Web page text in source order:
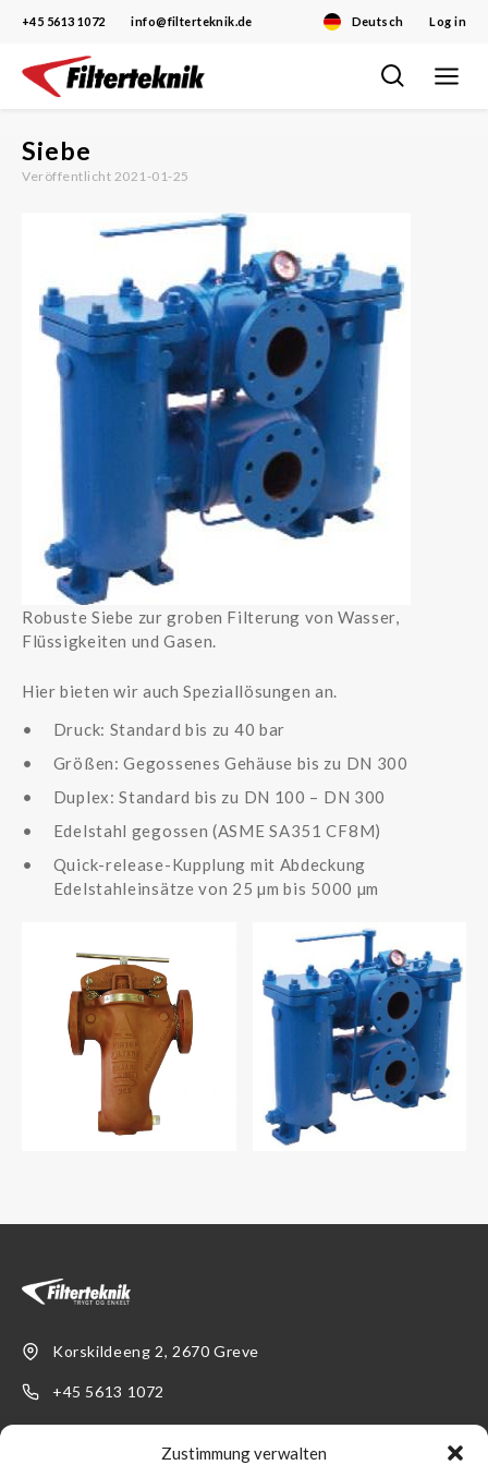
Zustimmung verwalten
Deutsch Log in
+45 5613 1072 info@filterteknik.de
Skip
content
Toggle
Siebe
Veröffentlicht 2021-01-25
Robuste Siebe zur groben Filterung von Wasser,
Flüssigkeiten und Gasen.
Hier bieten wir auch Speziallösungen an.
Druck: Standard bis zu 40 bar
Größen: Gegossenes Gehäuse bis zu DN 300
Duplex: Standard bis zu DN 100 – DN 300
Edelstahl gegossen (ASME SA351 CF8M)
Quick-release-Kupplung mit Abdeckung
Edelstahleinsätze von 25 µm bis 5000 µm
Korskildeeng 2, 2670 Greve
+45 5613 1072